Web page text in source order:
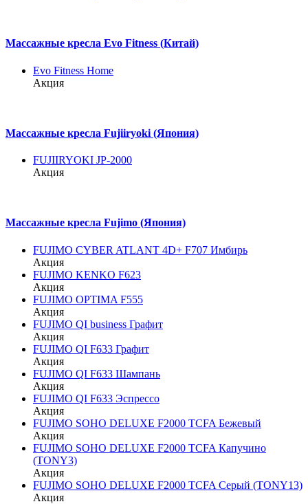
Массажные кресла Evo Fitness (Китай)
Evo Fitness Home
Акция
Массажные кресла Fujiiryoki (Япония)
FUJIIRYOKI JP-2000
Акция
Массажные кресла Fujimo (Япония)
FUJIMO CYBER ATLANT 4D+ F707 Имбирь
Акция
FUJIMO KENKO F623
Акция
FUJIMO OPTIMA F555
Акция
FUJIMO QI business Графит
Акция
FUJIMO QI F633 Графит
Акция
FUJIMO QI F633 Шампань
Акция
FUJIMO QI F633 Эспрессо
Акция
FUJIMO SOHO DELUXE F2000 TCFA Бежевый
Акция
FUJIMO SOHO DELUXE F2000 TCFA Капучино
(TONY3)
Акция
FUJIMO SOHO DELUXE F2000 TCFA Серый (TONY13)
Акция